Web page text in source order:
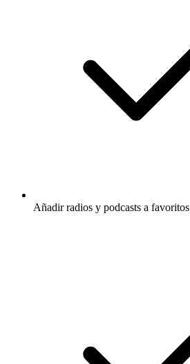
Añadir radios y podcasts a favoritos